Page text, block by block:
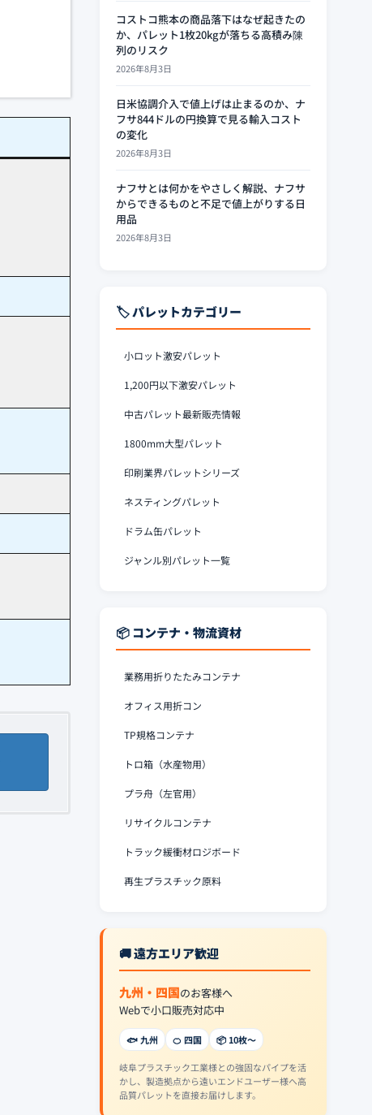
コストコ熊本の商品落下はなぜ起きたの
か、パレット1枚20kgが落ちる高積み陳
列のリスク
2026年8月3日
日米協調介入で値上げは止まるのか、ナ
フサ844ドルの円換算で見る輸入コスト
の変化
2026年8月3日
ナフサとは何かをやさしく解説、ナフサ
からできるものと不足で値上がりする日
用品
2026年8月3日
🏷️ パレットカテゴリー
小ロット激安パレット
1,200円以下激安パレット
中古パレット最新販売情報
1800mm大型パレット
印刷業界パレットシリーズ
ネスティングパレット
ドラム缶パレット
ジャンル別パレット一覧
📦 コンテナ・物流資材
業務用折りたたみコンテナ
オフィス用折コン
TP規格コンテナ
トロ箱（水産物用）
プラ舟（左官用）
リサイクルコンテナ
トラック緩衝材ロジボード
再生プラスチック原料
🚚 遠方エリア歓迎
九州・四国のお客様へ
Webで小口販売対応中
🐟 九州 🍊 四国 📦 10枚〜
岐阜プラスチック工業様との強固なパイプを活
かし、製造拠点から遠いエンドユーザー様へ高
品質パレットを直接お届けします。